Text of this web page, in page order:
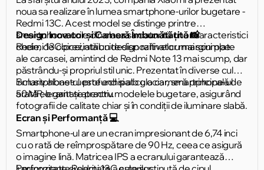
noua sa realizare în lumea smartphone-urilor bugetare -
Redmi 13C. Acest model se distinge printre
smartphone-urile din clasa sa datorită unor caracteristici
cheie, de obicei, atribuite dispozitivelor mai scumpe.
Design Inovator și Cameră Îmbunătățită 📸
Redmi 13C prezintă un design rafinat cu margini plate
ale carcasei, amintind de Redmi Note 13 mai scump, dar
păstrându-și propriul stil unic. Prezentat în diverse culori,
inclusiv albastru profund și alb glaciar, smartphone-ul
arată elegant și atractiv.
Smartphone-ul este echipat cu o cameră principală de
50 MP, o raritate pentru modelele bugetare, asigurând
fotografii de calitate chiar și în condiții de iluminare slabă.
Ecran și Performanță 💻
Smartphone-ul are un ecran impresionant de 6,74 inci
cu o rată de reîmprospătare de 90 Hz, ceea ce asigură
o imagine lină. Matricea IPS a ecranului garantează